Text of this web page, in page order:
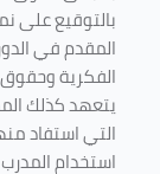
بالتوقيع على
المقدم في
الفكرية وحقوق
يتعهد كذلك
التي استفاد
استخدام